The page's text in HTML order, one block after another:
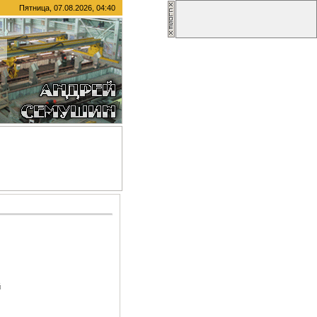
Пятница, 07.08.2026, 04:40